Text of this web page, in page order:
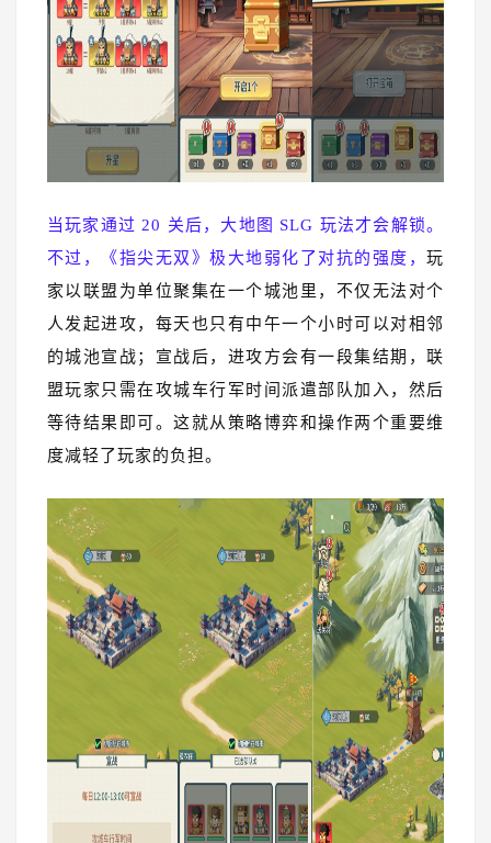
当玩家通过 20 关后，大地图 SLG 玩法才会解锁。
不过，《指尖无双》极大地弱化了对抗的强度， 玩
家以联盟为单位聚集在一个城池里，不仅无法对个
人发起进攻，每天也只有中午一个小时可以对相邻
的城池宣战；宣战后，进攻方会有一段集结期，联
盟玩家只需在攻城车行军时间派遣部队加入，然后
等待结果即可。这就从策略博弈和操作两个重要维
度减轻了玩家的负担。